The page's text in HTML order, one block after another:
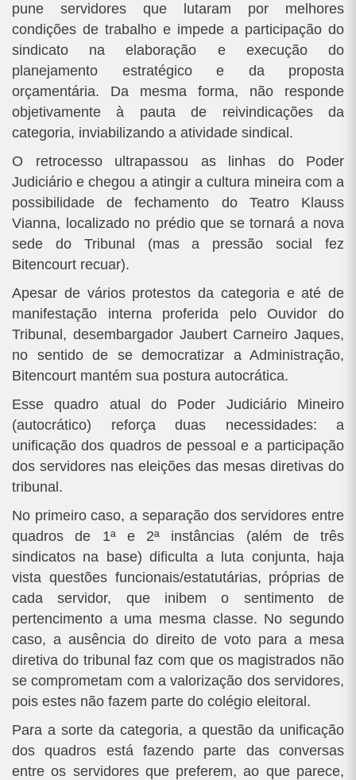
pune servidores que lutaram por melhores
condições de trabalho e impede a participação do
sindicato na elaboração e execução do
planejamento estratégico e da proposta
orçamentária. Da mesma forma, não responde
objetivamente à pauta de reivindicações da
categoria, inviabilizando a atividade sindical.
O retrocesso ultrapassou as linhas do Poder
Judiciário e chegou a atingir a cultura mineira com a
possibilidade de fechamento do Teatro Klauss
Vianna, localizado no prédio que se tornará a nova
sede do Tribunal (mas a pressão social fez
Bitencourt recuar).
Apesar de vários protestos da categoria e até de
manifestação interna proferida pelo Ouvidor do
Tribunal, desembargador Jaubert Carneiro Jaques,
no sentido de se democratizar a Administração,
Bitencourt mantém sua postura autocrática.
Esse quadro atual do Poder Judiciário Mineiro
(autocrático) reforça duas necessidades: a
unificação dos quadros de pessoal e a participação
dos servidores nas eleições das mesas diretivas do
tribunal.
No primeiro caso, a separação dos servidores entre
quadros de 1ª e 2ª instâncias (além de três
sindicatos na base) dificulta a luta conjunta, haja
vista questões funcionais/estatutárias, próprias de
cada servidor, que inibem o sentimento de
pertencimento a uma mesma classe. No segundo
caso, a ausência do direito de voto para a mesa
diretiva do tribunal faz com que os magistrados não
se comprometam com a valorização dos servidores,
pois estes não fazem parte do colégio eleitoral.
Para a sorte da categoria, a questão da unificação
dos quadros está fazendo parte das conversas
entre os servidores que preferem, ao que parece,